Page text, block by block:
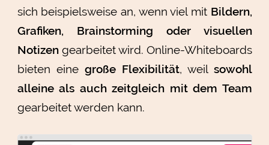
sich beispielsweise an, wenn viel mit Bildern,
Grafiken, Brainstorming oder visuellen
Notizengearbeitet wird. Online-Whiteboards
bieten eine große Flexibilität, weil sowohl
alleine als auch zeitgleich mit dem Team
gearbeitet werden kann.